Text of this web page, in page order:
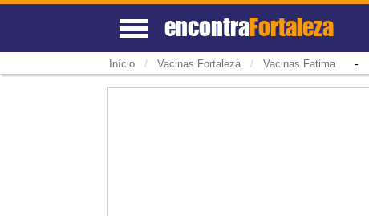
encontraFortaleza
Início / Vacinas Fortaleza / Vacinas Fatima-